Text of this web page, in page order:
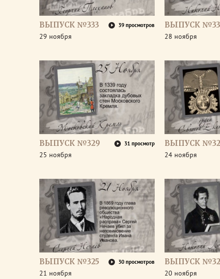
ВЫПУСК №333 39 просмотров
29 ноября
ВЫПУСК
28 ноября
ВЫПУСК №329 31 просмотр
25 ноября
ВЫПУСК
24 ноября
ВЫПУСК №325 30 просмотров
21 ноября
ВЫПУСК
20 ноября